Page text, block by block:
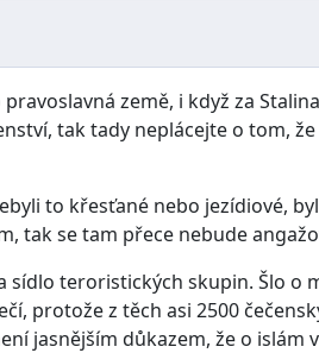
země, i když za
tak tady neplácejte o tom,
to křesťané nebo jezídiové,
tak se tam přece nebude
teroristických skupin. Šlo o
protože z těch asi 2500
jasnějším důkazem, že o islám